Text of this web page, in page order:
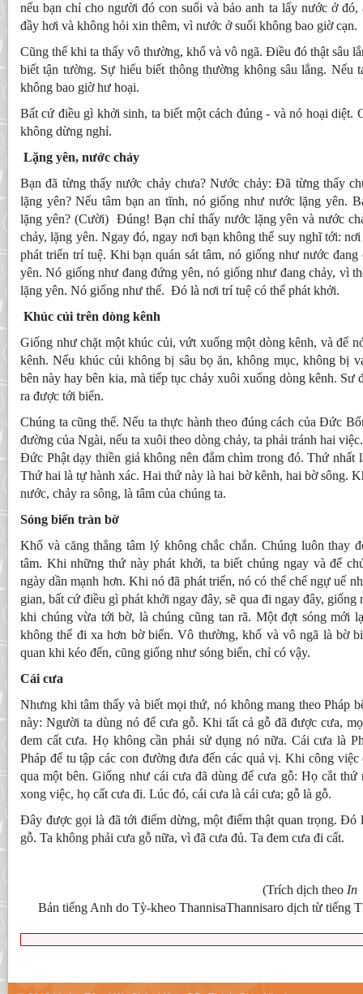
nếu bạn chỉ cho người đó con suối và bảo anh ta lấy nước ở đó,
đầy hơi và không hỏi xin thêm, vì nước ở suối không bao giờ cạn.
Cũng thế khi ta thấy vô thường, khổ và vô ngã. Điều đó thật sâu
biết tận tường. Sự hiểu biết thông thường không sâu lắng. Nếu
không bao giờ hư hoại.
Bất cứ điều gì khởi sinh, ta biết một cách đúng - và nó hoại diệt.
không dừng nghỉ.
Lặng yên, nước chảy
Bạn đã từng thấy nước chảy chưa? Nước chảy: Đã từng thấy
lặng yên? Nếu tâm bạn an tĩnh, nó giống như nước lặng yên.
lặng yên? (Cười) Đúng! Bạn chỉ thấy nước lặng yên và nước
chảy, lặng yên. Ngay đó, ngay nơi bạn không thể suy nghĩ tới:
phát triển trí tuệ. Khi bạn quán sát tâm, nó giống như nước
yên. Nó giống như đang đứng yên, nó giống như đang chảy, vì
lặng yên. Nó giống như thế. Đó là nơi trí tuệ có thể phát khởi.
Khúc củi trên dòng kênh
Giống như chặt một khúc củi, vứt xuống một dòng kênh, và để
kênh. Nếu khúc củi không bị sâu bọ ăn, không mục, không bị
bên này hay bên kia, mà tiếp tục chảy xuôi xuống dòng kênh. Sư
ra được tới biển.
Chúng ta cũng thế. Nếu ta thực hành theo đúng cách của Đức
đường của Ngài, nếu ta xuôi theo dòng chảy, ta phải tránh hai
Đức Phật dạy thiền giả không nên đắm chìm trong đó. Thứ nhất
Thứ hai là tự hành xác. Hai thứ này là hai bờ kênh, hai bờ sông.
nước, chảy ra sông, là tâm của chúng ta.
Sóng biển tràn bờ
Khổ và căng thẳng tâm lý không chắc chắn. Chúng luôn thay
tâm. Khi những thứ này phát khởi, ta biết chúng ngay và để
ngày dần mạnh hơn. Khi nó đã phát triển, nó có thể chế ngự uế
gian, bất cứ điều gì phát khởi ngay đây, sẽ qua đi ngay đây,
khi chúng vừa tới bờ, là chúng cũng tan rã. Một đợt sóng mới
không thể đi xa hơn bờ biển. Vô thường, khổ và vô ngã là bờ
quan khi kéo đến, cũng giống như sóng biển, chỉ có vậy.
Cái cưa
Nhưng khi tâm thấy và biết mọi thứ, nó không mang theo Pháp
này: Người ta dùng nó để cưa gỗ. Khi tất cả gỗ đã được cưa,
đem cất cưa. Họ không cần phải sử dụng nó nữa. Cái cưa là
Pháp để tu tập các con đường đưa đến các quả vị. Khi công việc
qua một bên. Giống như cái cưa đã dùng để cưa gỗ: Họ cắt
xong việc, họ cất cưa đi. Lúc đó, cái cưa là cái cưa; gỗ là gỗ.
Đây được gọi là đã tới điểm dừng, một điểm thật quan trọng. Đó
gỗ. Ta không phải cưa gỗ nữa, vì đã cưa đủ. Ta đem cưa đi cất.
(Trích dịch theo In
Bản tiếng Anh do Tỳ-kheo ThannisaThannisaro dịch từ tiếng